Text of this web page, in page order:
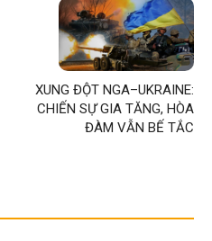
XUNG ĐỘT NGA–UKRAINE:
CHIẾN SỰ GIA TĂNG, HÒA
ĐÀM VẪN BẾ TẮC